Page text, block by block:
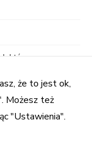
że to jest ok,
Możesz też
"Ustawienia".